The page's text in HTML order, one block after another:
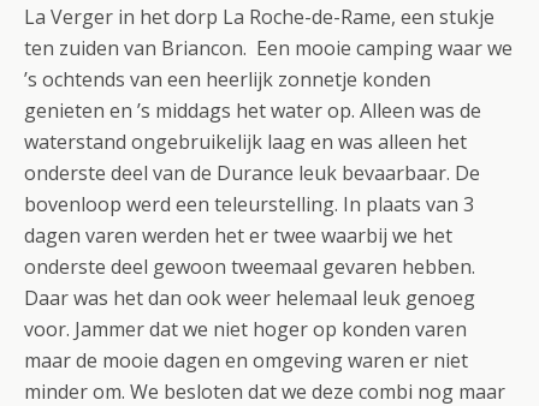
La Verger in het dorp La Roche-de-Rame, een stukje
ten zuiden van Briancon. Een mooie camping waar we
’s ochtends van een heerlijk zonnetje konden
genieten en ’s middags het water op. Alleen was de
waterstand ongebruikelijk laag en was alleen het
onderste deel van de Durance leuk bevaarbaar. De
bovenloop werd een teleurstelling. In plaats van 3
dagen varen werden het er twee waarbij we het
onderste deel gewoon tweemaal gevaren hebben.
Daar was het dan ook weer helemaal leuk genoeg
voor. Jammer dat we niet hoger op konden varen
maar de mooie dagen en omgeving waren er niet
minder om. We besloten dat we deze combi nog maar